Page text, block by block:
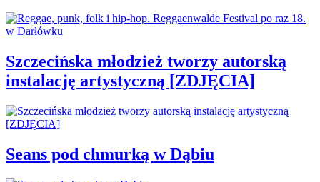
Szczecińska młodzież tworzy autorską
instalację artystyczną [ZDJĘCIA]
Seans pod chmurką w Dąbiu